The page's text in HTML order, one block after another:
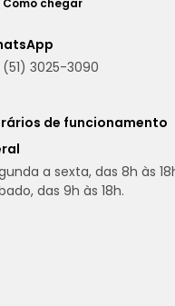
Compartilhar